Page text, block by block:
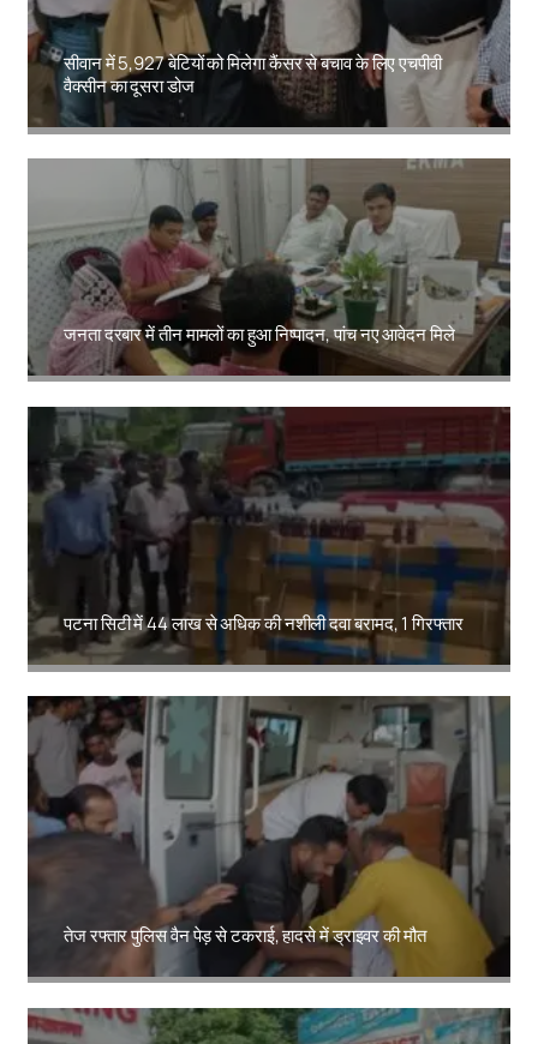
सीवान में 5,927 बेटियों को मिलेगा कैंसर से बचाव के लिए एचपीवी
वैक्सीन का दूसरा डोज
Amit Lekh
जनता दरबार में तीन मामलों का हुआ निष्पादन, पांच नए आवेदन मिले
Amit Lekh
पटना सिटी में 44 लाख से अधिक की नशीली दवा बरामद, 1 गिरफ्तार
Amit Lekh
तेज रफ्तार पुलिस वैन पेड़ से टकराई, हादसे में ड्राइवर की मौत